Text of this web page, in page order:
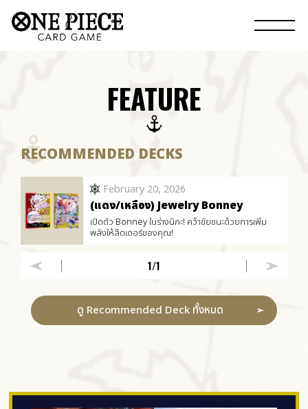
FEATURE
RECOMMENDED DECKS
February 20, 2026
(แดง/เหลือง) Jewelry Bonney
เปิดตัว Bonney ในร่างนิกะ! คว้าชัยชนะด้วยการเพิ่ม
พลังให้ลีดเดอร์ของคุณ!
1/1
ดู Recommended Deck ทั้งหมด